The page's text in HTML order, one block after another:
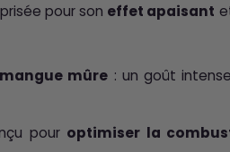
pour son effet apaisant
mûre : un goût
pour optimiser la